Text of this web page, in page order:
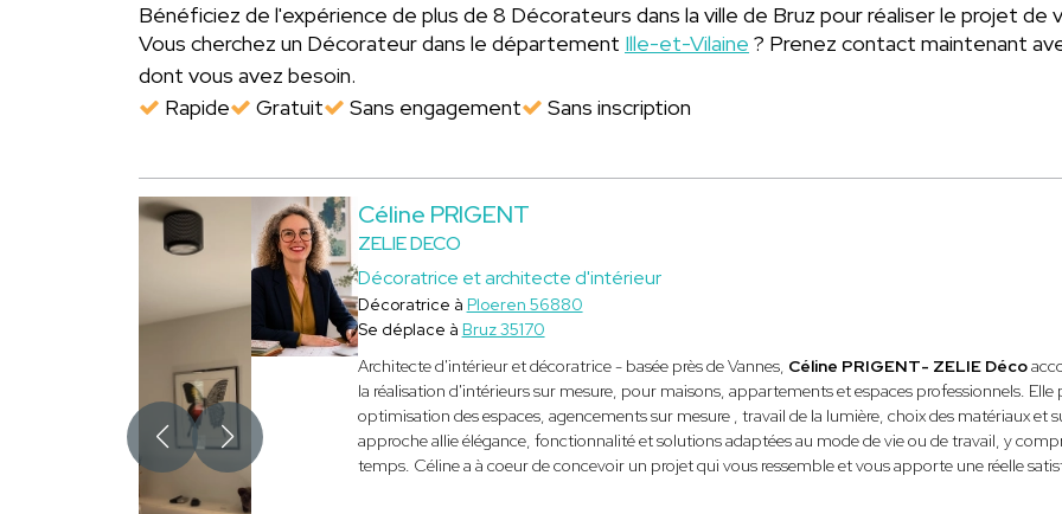
Bénéficiez de l'expérience de plus de 8 Décorateurs dans la ville de Bruz pour réaliser le projet de
Vous cherchez un Décorateur dans le département Ille-et-Vilaine ? Prenez contact maintenant
dont vous avez besoin.
Rapide
Gratuit Sans engagement Sans inscription
Céline PRIGENT
ZELIE DECO
Décoratrice et architecte d'intérieur
Décoratrice à Ploeren 56880
Se déplace à Bruz 35170
Architecte d'intérieur et décoratrice - basée près de Vannes, Céline PRIGENT- ZELIE Déco
la réalisation d'intérieurs sur mesure, pour maisons, appartements et espaces professionnels.
optimisation des espaces, agencements sur mesure , travail de la lumière, choix des matériaux et
approche allie élégance, fonctionnalité et solutions adaptées au mode de vie ou de travail, y
temps. Céline a à coeur de concevoir un projet qui vous ressemble et vous apporte une réelle